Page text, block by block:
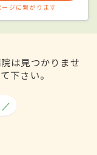
ジに繋がります
は見つかりませ
下さい。